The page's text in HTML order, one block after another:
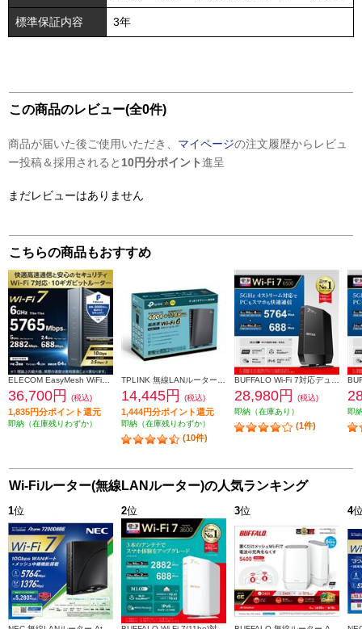
標準保証内容 3年
この商品のレビュー(全0件)
商品が届いた後ご使用いただき、 マイページの注文履歴からレビュ
ー投稿＆採用されると 10円分ポイント進呈
まだレビューはありません
こちらの商品もおすすめ
36,700円 (税込)
1,835円分ポイント還元
即納（在庫残りわずか）
14,445円 (税込)
1,444円分ポイント還元
即納（在庫残りわずか）
(10件)
28,980円
(税込)
即納（在庫あり）
(1件)
即
Wi-Fiルーター(無線LANルーター)の人気ランキング
1位 2位 3位 4